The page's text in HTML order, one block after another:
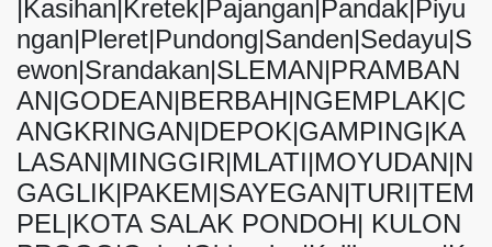
|Kasihan|Kretek|Pajangan|Pandak|Piyu
ngan|Pleret|Pundong|Sanden|Sedayu|S
ewon|Srandakan|SLEMAN|PRAMBAN
AN|GODEAN|BERBAH|NGEMPLAK|C
ANGKRINGAN|DEPOK|GAMPING|KA
LASAN|MINGGIR|MLATI|MOYUDAN|N
GAGLIK|PAKEM|SAYEGAN|TURI|TEM
PEL|KOTA SALAK PONDOH| KULON